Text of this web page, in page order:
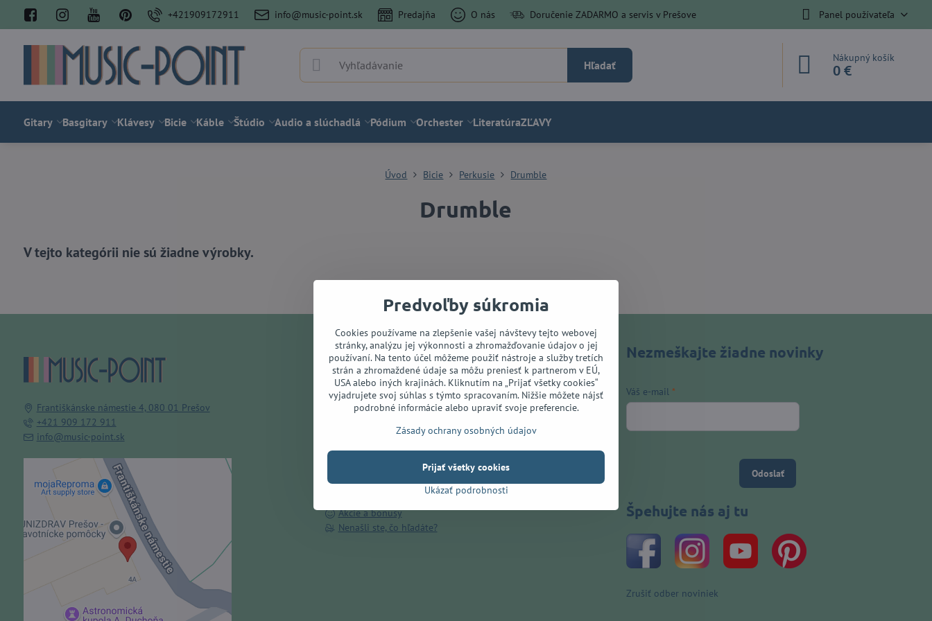
+421909172911 info@music-point.sk Predajňa O nás Doručenie ZADARMO a servis v Prešove Panel používateľa
Hľadať
Nákupný košík
0 €
Gitary Basgitary Klávesy Bicie Káble Štúdio Audio a slúchadlá Pódium Orchester LiteratúraZĽAVY
Úvod Bicie Perkusie Drumble
Drumble
Františkánske námestie 4, 080 01 Prešov
+421 909 172 911
info@music-point.sk
Externý obsah je blokovaný
Voľbami súkromia
Prajete si načítať externý obsah?
Povoliť tentokrát
Povoliť a zapamätať - súhlas s
druhom cookie: Funkčné
Všetko o nákupe
Doručenie ZADARMO v Prešove
O nás
Kamenná predajňa
Obchodné podmienky
Ochrana osobných údajov
Spôsoby dopravy
Reklamácie
Akcie a bonusy
Nenašli ste, čo hľadáte?
Nezmeškajte žiadne novinky
Váš e-mail*
Odoslať
Špehujte nás aj tu
Zrušiť odber noviniek
Predvoľby súkromia
Cookies používame na zlepšenie vašej návštevy tejto webovej
stránky, analýzu jej výkonnosti a zhromažďovanie údajov o jej
používaní. Na tento účel môžeme použiť nástroje a služby tretích
strán a zhromaždené údaje sa môžu preniesť k partnerom v EÚ,
USA alebo iných krajinách. Kliknutím na „Prijať všetky cookies“
vyjadrujete svoj súhlas s týmto spracovaním. Nižšie môžete nájsť
podrobné informácie alebo upraviť svoje preferencie.
Zásady ochrany osobných údajov
Ukázať podrobnosti
Prijať všetky cookies